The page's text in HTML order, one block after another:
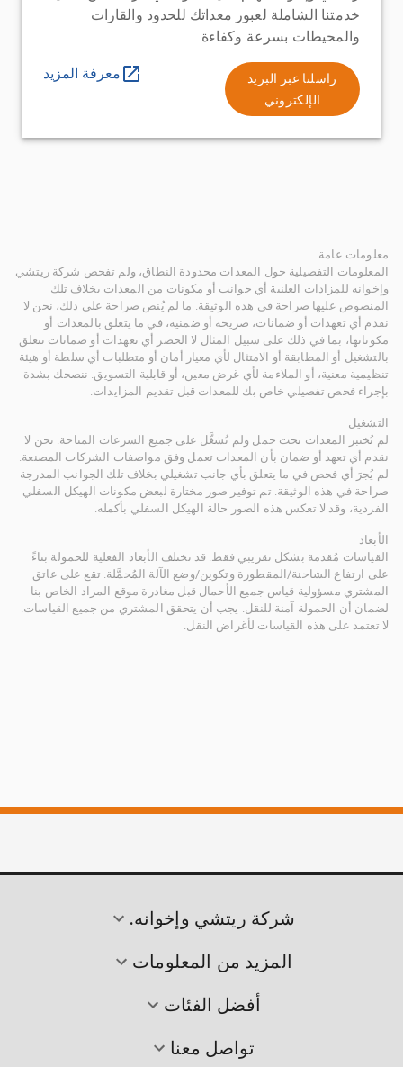
خدمتنا الشاملة لعبور معداتك للحدود والقارات
والمحيطات بسرعة وكفاءة
راسلنا عبر البريد
الإلكتروني
معرفة المزيد
معلومات عامة
المعلومات التفصيلية حول المعدات محدودة النطاق، ولم تفحص شركة ريتشي
وإخوانه للمزادات العلنية أي جوانب أو مكونات من المعدات بخلاف تلك
المنصوص عليها صراحة في هذه الوثيقة. ما لم يُنص صراحة على ذلك، نحن لا
نقدم أي تعهدات أو ضمانات، صريحة أو ضمنية، في ما يتعلق بالمعدات أو
مكوناتها، بما في ذلك على سبيل المثال لا الحصر أي تعهدات أو ضمانات تتعلق
بالتشغيل أو المطابقة أو الامتثال لأي معيار أمان أو متطلبات أي سلطة أو هيئة
تنظيمية معنية، أو الملاءمة لأي غرض معين، أو قابلية التسويق. ننصحك بشدة
بإجراء فحص تفصيلي خاص بك للمعدات قبل تقديم المزايدات.
التشغيل
لم تُختبر المعدات تحت حمل ولم تُشغَّل على جميع السرعات المتاحة. نحن لا
نقدم أي تعهد أو ضمان بأن المعدات تعمل وفق مواصفات الشركات المصنعة.
لم يُجرَ أي فحص في ما يتعلق بأي جانب تشغيلي بخلاف تلك الجوانب المدرجة
صراحة في هذه الوثيقة. تم توفير صور مختارة لبعض مكونات الهيكل السفلي
الفردية، وقد لا تعكس هذه الصور حالة الهيكل السفلي بأكمله.
الأبعاد
القياسات مُقدمة بشكل تقريبي فقط. قد تختلف الأبعاد الفعلية للحمولة بناءً
على ارتفاع الشاحنة/المقطورة وتكوين/وضع الآلة المُحمَّلة. تقع على عاتق
المشتري مسؤولية قياس جميع الأحمال قبل مغادرة موقع المزاد الخاص بنا
لضمان أن الحمولة آمنة للنقل. يجب أن يتحقق المشتري من جميع القياسات.
لا تعتمد على هذه القياسات لأغراض النقل.
شركة ريتشي وإخوانه.
المزيد من المعلومات
أفضل الفئات
تواصل معنا